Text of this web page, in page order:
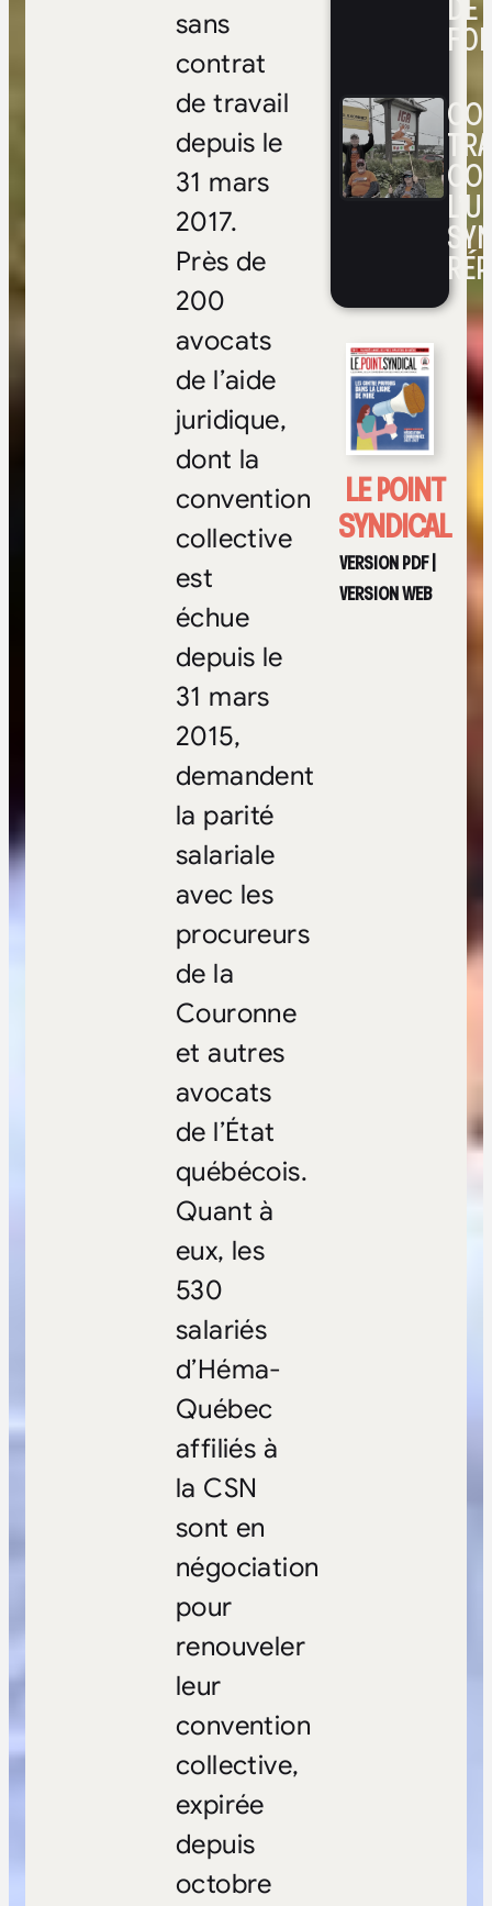
FOI
LE POINT
SYNDICAL
VERSION PDF|
VERSION WEB
sans
contrat
de travail
depuis le
31 mars
2017.
Près de
200
avocats
de l’aide
juridique,
dont la
convention
collective
est
échue
depuis le
31 mars
2015,
demandent
la parité
salariale
avec les
procureurs
de la
Couronne
et autres
avocats
de l’État
québécois.
Quant à
eux, les
530
salariés
d’Héma-
Québec
affiliés à
la CSN
sont en
négociation
pour
renouveler
leur
convention
collective,
expirée
depuis
octobre